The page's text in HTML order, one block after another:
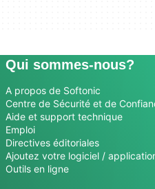
Qui sommes-nous?
A propos de Softonic
Centre de Sécurité et de
Aide et support technique
Emploi
Directives éditoriales
Ajoutez votre logiciel /
Outils en ligne